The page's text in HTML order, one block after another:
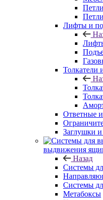
Лифты и
Толкатели
Ответные
Заглушки
выдвижения
Назад
Системы
Системы
Метабоксы